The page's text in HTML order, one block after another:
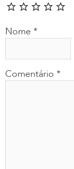
Comentário *
Nome *